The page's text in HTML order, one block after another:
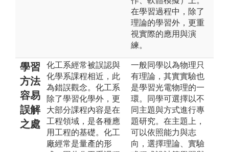
在學習過程中，除了
理論的學習外，更重
視實際的應用與演
練。
學習
方法
容易
誤解
之處
化工系經常被誤認與
化學系課程相近，此
為錯誤觀念。化工系
除了學習化學外，更
大部分課程內容是在
工程領域，是各種應
用工程的基礎。化工
廠經常是量產的形
一般同學以為物理只
有理論，其實實驗也
是學習光電物理的一
環。同學可選擇以不
同主題與方式進行專
題研究。在主題上，
可以依照能力與志
向，選擇理論、實驗